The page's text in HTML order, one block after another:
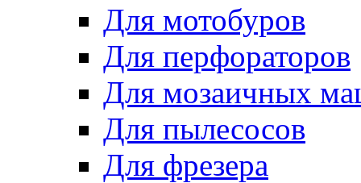
Для мотобуров
Для перфораторов
Для мозаичных
Для пылесосов
Для фрезера